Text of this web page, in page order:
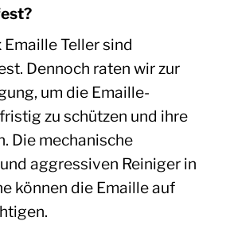
Teller sind
Dennoch raten wir zur
um die Emaille-
zu schützen und ihre
Die mechanische
aggressiven Reiniger in
können die Emaille auf